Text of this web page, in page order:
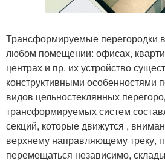
Трансформируемые перегородки
любом помещении: офисах,
центрах и пр. их устройство
конструктивными особенностями
видов цельностеклянных
трансформируемых систем
секций, которые движутся ,
верхнему направляющему треку,
перемещаться независимо,